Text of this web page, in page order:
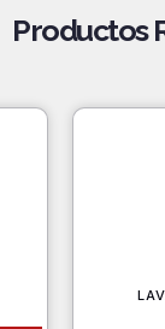
Productos